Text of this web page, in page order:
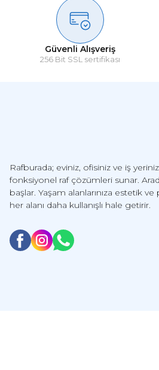
Güvenli Alışveriş
256 Bit SSL sertifikası
Rafburada; eviniz, ofisiniz ve iş yeriniz
fonksiyonel raf çözümleri sunar.
başlar. Yaşam alanlarınıza estetik
her alanı daha kullanışlı hale getirir.